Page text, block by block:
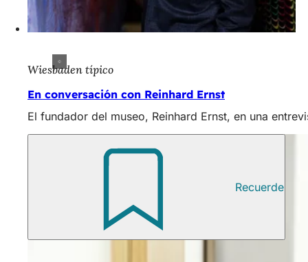
Wiesbaden típico
En conversación con Reinhard Ernst
El fundador del museo, Reinhard Ernst, en una
Recuerde